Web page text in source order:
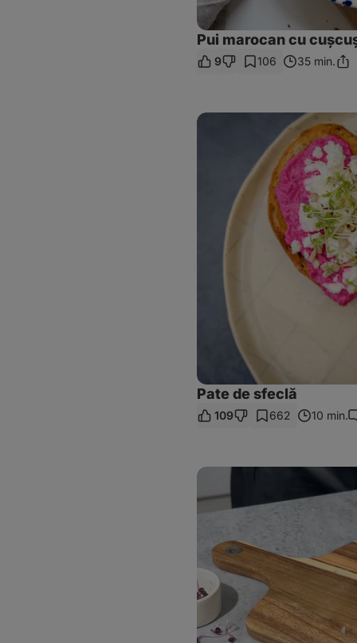
Pui marocan cu
9 106 35 min.
Pate
Pate de sfeclă
109 662 10 min.
Sandviș
pâine
somon